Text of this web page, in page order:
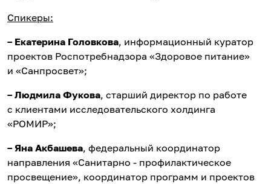
Спикеры:
– Екатерина Головкова, информационный куратор
проектов Роспотребнадзора «Здоровое питание»
и «Санпросвет»;
– Людмила Фукова, старший директор по работе
с клиентами исследовательского холдинга
«РОМИР»;
– Яна Акбашева, федеральный координатор
направления «Санитарно - профилактическое
просвещение», координатор программ и проектов